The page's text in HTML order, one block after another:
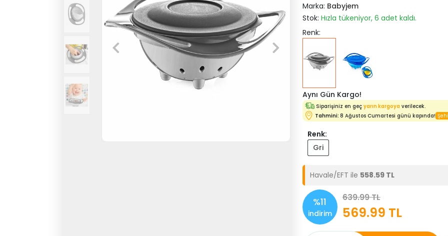
Marka: Babyjem
Stok: Hızla tükeniyor, 6 adet kaldı.
Renk:
Aynı Gün Kargo!
Siparişiniz en geçyarın kargoya verilecek.
Tahmini: 8 Ağustos Cumartesi günü kapında!
Renk:
Gri
Havale/EFT ile 558.59 TL
%11
indirim
639.99 TL
569.99 TL